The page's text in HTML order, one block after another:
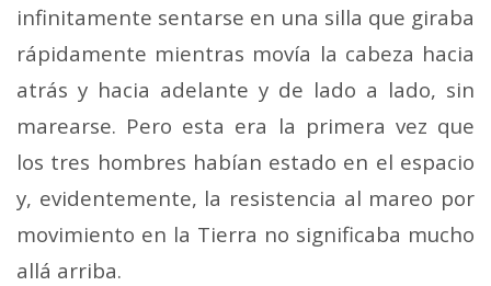
infinitamente sentarse en una silla que giraba
rápidamente mientras movía la cabeza hacia
atrás y hacia adelante y de lado a lado, sin
marearse. Pero esta era la primera vez que
los tres hombres habían estado en el espacio
y, evidentemente, la resistencia al mareo por
movimiento en la Tierra no significaba mucho
allá arriba.